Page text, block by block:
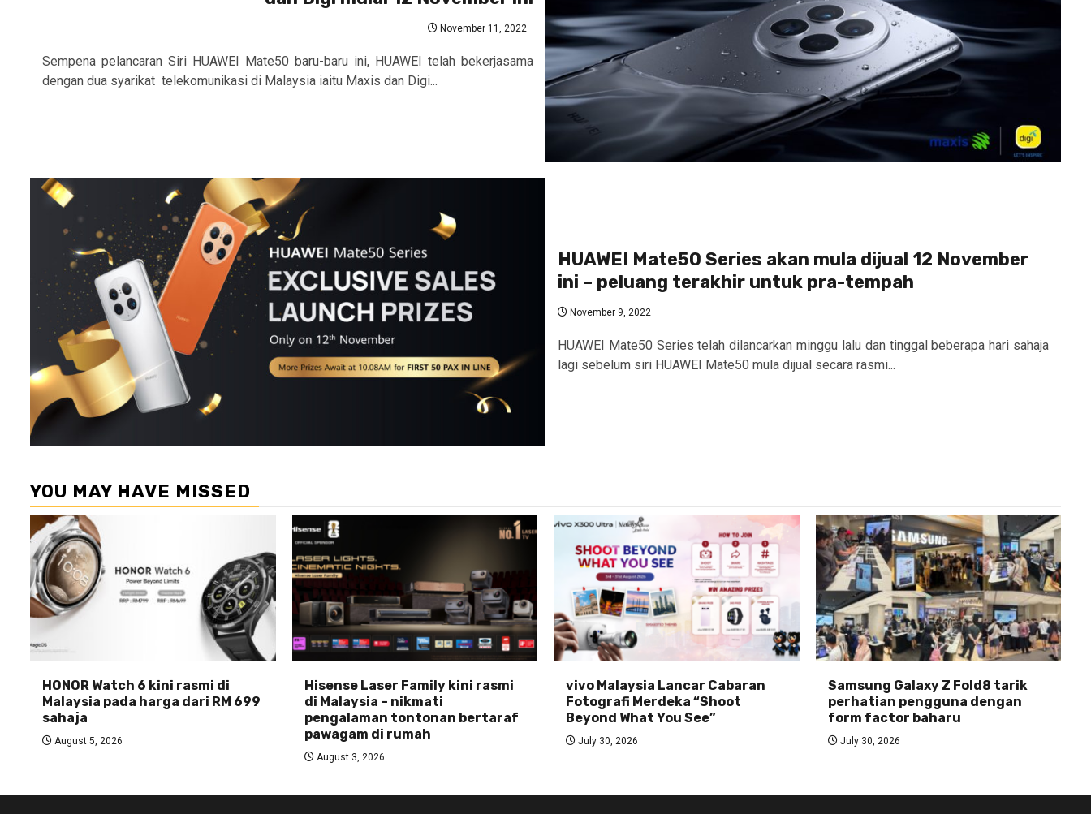
November 11, 2022
Sempena pelancaran Siri HUAWEI Mate50 baru-baru ini, HUAWEI telah bekerjasama
dengan dua syarikat telekomunikasi di Malaysia iaitu Maxis dan Digi...
HUAWEI Mate50 Series akan mula dijual 12 November
ini – peluang terakhir untuk pra-tempah
November 9, 2022
HUAWEI Mate50 Series telah dilancarkan minggu lalu dan tinggal beberapa hari sahaja
lagi sebelum siri HUAWEI Mate50 mula dijual secara rasmi...
YOU MAY HAVE MISSED
HONOR Watch 6 kini rasmi di
Malaysia pada harga dari RM 699
sahaja
August 5, 2026
Hisense Laser Family kini rasmi
di Malaysia – nikmati
pengalaman tontonan bertaraf
pawagam di rumah
August 3, 2026
vivo Malaysia Lancar Cabaran
Fotografi Merdeka “Shoot
Beyond What You See”
July 30, 2026
Samsung Galaxy Z Fold8 tarik
perhatian pengguna dengan
form factor baharu
July 30, 2026